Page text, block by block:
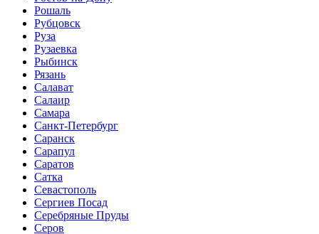
Рошаль
Рубцовск
Руза
Рузаевка
Рыбинск
Рязань
Салават
Салаир
Самара
Санкт-Петербург
Саранск
Сарапул
Саратов
Сатка
Севастополь
Сергиев Посад
Серебряные Пруды
Серов